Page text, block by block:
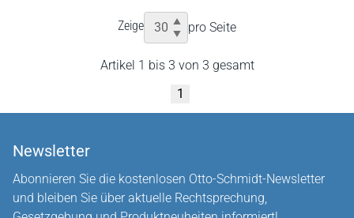
Zeige pro Seite
Artikel 1 bis 3 von 3 gesamt
1
Newsletter
Abonnieren Sie die kostenlosen Otto-Schmidt-Newsletter
und bleiben Sie über aktuelle Rechtsprechung,